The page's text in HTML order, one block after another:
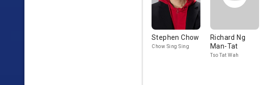
Stephen Chow
Chow Sing Sing
Richard Ng
Man-Tat
Tso Tat Wah